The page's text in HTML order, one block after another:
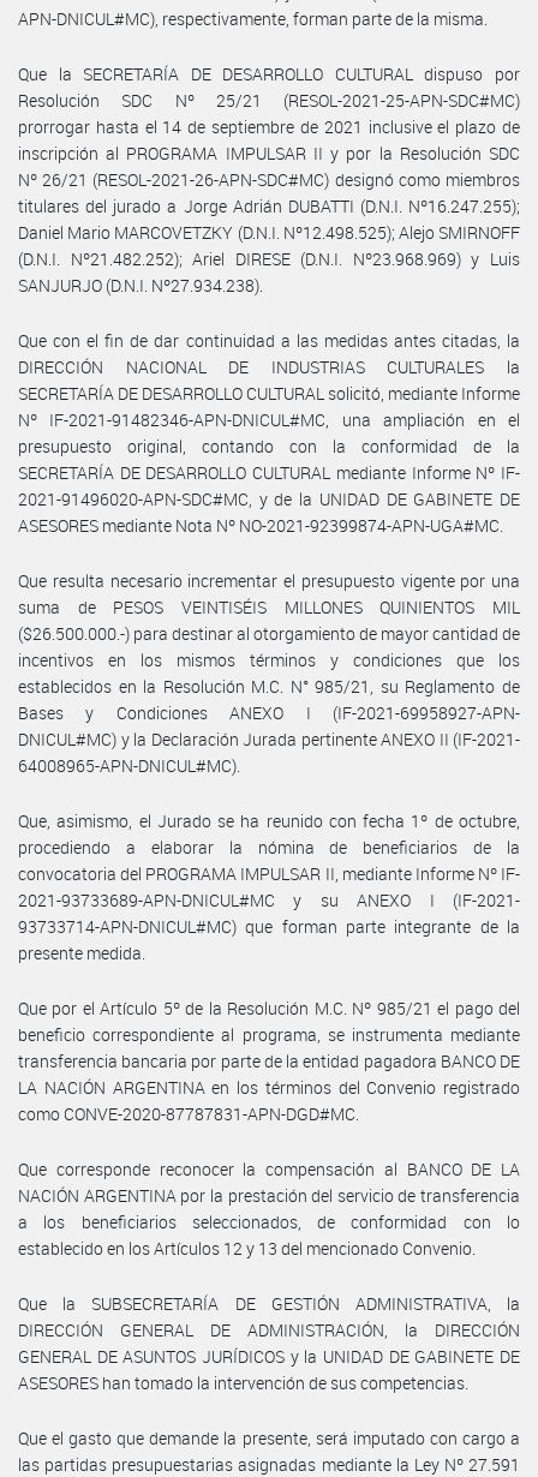
APN-DNICUL#MC), respectivamente, forman parte de la misma.
Que la SECRETARÍA DE DESARROLLO CULTURAL dispuso por
Resolución SDC Nº 25/21 (RESOL-2021-25-APN-SDC#MC)
prorrogar hasta el 14 de septiembre de 2021 inclusive el plazo de
inscripción al PROGRAMA IMPULSAR II y por la Resolución SDC
Nº 26/21 (RESOL-2021-26-APN-SDC#MC) designó como miembros
titulares del jurado a Jorge Adrián DUBATTI (D.N.I. Nº16.247.255);
Daniel Mario MARCOVETZKY (D.N.I. Nº12.498.525); Alejo SMIRNOFF
(D.N.I. Nº21.482.252); Ariel DIRESE (D.N.I. Nº23.968.969) y Luis
SANJURJO (D.N.I. Nº27.934.238).
Que con el fin de dar continuidad a las medidas antes citadas, la
DIRECCIÓN NACIONAL DE INDUSTRIAS CULTURALES la
SECRETARÍA DE DESARROLLO CULTURAL solicitó, mediante Informe
Nº IF-2021-91482346-APN-DNICUL#MC, una ampliación en el
presupuesto original, contando con la conformidad de la
SECRETARÍA DE DESARROLLO CULTURAL mediante Informe Nº IF-
2021-91496020-APN-SDC#MC, y de la UNIDAD DE GABINETE DE
ASESORES mediante Nota Nº NO-2021-92399874-APN-UGA#MC.
Que resulta necesario incrementar el presupuesto vigente por una
suma de PESOS VEINTISÉIS MILLONES QUINIENTOS MIL
($26.500.000.-) para destinar al otorgamiento de mayor cantidad de
incentivos en los mismos términos y condiciones que los
establecidos en la Resolución M.C. N° 985/21, su Reglamento de
Bases y Condiciones ANEXO I (IF-2021-69958927-APN-
DNICUL#MC) y la Declaración Jurada pertinente ANEXO II (IF-2021-
64008965-APN-DNICUL#MC).
Que, asimismo, el Jurado se ha reunido con fecha 1º de octubre,
procediendo a elaborar la nómina de beneficiarios de la
convocatoria del PROGRAMA IMPULSAR II, mediante Informe Nº IF-
2021-93733689-APN-DNICUL#MC y su ANEXO I (IF-2021-
93733714-APN-DNICUL#MC) que forman parte integrante de la
presente medida.
Que por el Artículo 5º de la Resolución M.C. Nº 985/21 el pago del
beneficio correspondiente al programa, se instrumenta mediante
transferencia bancaria por parte de la entidad pagadora BANCO DE
LA NACIÓN ARGENTINA en los términos del Convenio registrado
como CONVE-2020-87787831-APN-DGD#MC.
Que corresponde reconocer la compensación al BANCO DE LA
NACIÓN ARGENTINA por la prestación del servicio de transferencia
a los beneficiarios seleccionados, de conformidad con lo
establecido en los Artículos 12 y 13 del mencionado Convenio.
Que la SUBSECRETARÍA DE GESTIÓN ADMINISTRATIVA, la
DIRECCIÓN GENERAL DE ADMINISTRACIÓN, la DIRECCIÓN
GENERAL DE ASUNTOS JURÍDICOS y la UNIDAD DE GABINETE DE
ASESORES han tomado la intervención de sus competencias.
Que el gasto que demande la presente, será imputado con cargo a
las partidas presupuestarias asignadas mediante la Ley Nº 27.591